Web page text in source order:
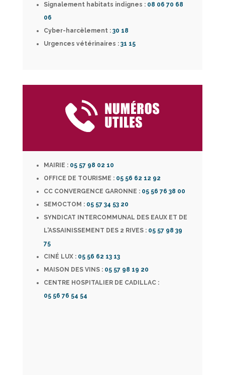
Signalement habitats indignes : 08 06 70 68
06
Cyber-harcèlement: 30 18
Urgences vétérinaires : 31 15
MAIRIE : 05 57 98 02 10
OFFICE DE TOURISME : 05 56 62 12 92
CC CONVERGENCE GARONNE : 05 56 76 38 00
SEMOCTOM : 05 57 34 53 20
SYNDICAT INTERCOMMUNAL DES EAUX ET DE
L'ASSAINISSEMENT DES 2 RIVES : 05 57 98 39
75
CINÉ LUX : 05 56 62 13 13
MAISON DES VINS : 05 57 98 19 20
CENTRE HOSPITALIER DE CADILLAC :
05 56 76 54 54